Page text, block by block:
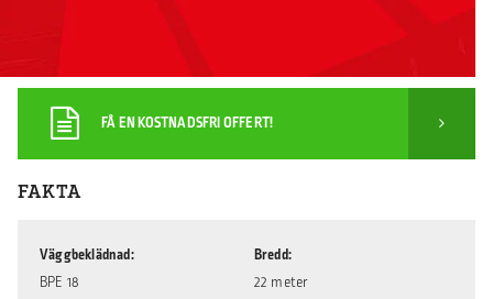
FÅ EN KOSTNADSFRI OFFERT!
FAKTA
Väggbeklädnad
BPE 18
Bredd
22 meter